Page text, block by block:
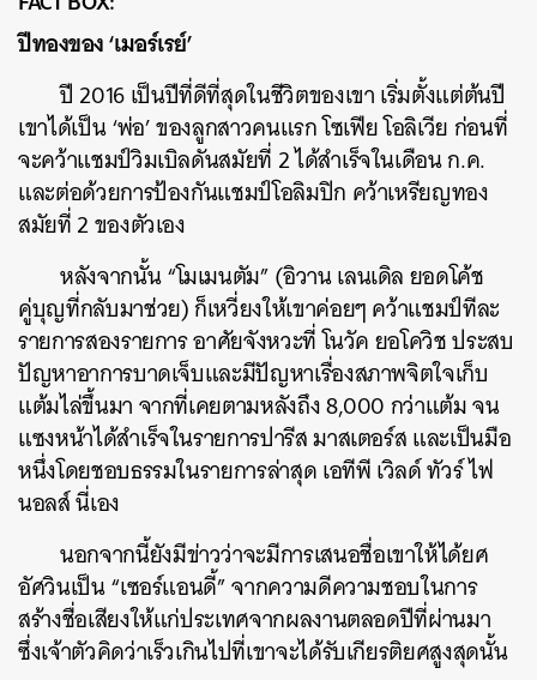
ปีทองของ ‘เมอร์เรย์’
ปี 2016 เป็นปีที่ดีที่สุดในชีวิตของเขา เริ่มตั้งแต่ต้นปี
เขาได้เป็น​ ‘พ่อ’ ของลูกสาวคนแรก โซเฟีย โอลิเวีย ก่อนที่
จะคว้าแชมป์วิมเบิลดันสมัยที่ 2 ได้สำเร็จในเดือน ก.ค.
และต่อด้วยการป้องกันแชมป์โอลิมปิก คว้าเหรียญทอง
สมัยที่ 2 ของตัวเอง
หลังจากนั้น “โมเมนตัม” (อิวาน เลนเดิล ยอดโค้ช
คู่บุญที่กลับมาช่วย) ก็เหวี่ยงให้เขาค่อยๆ คว้าแชมป์ทีละ
รายการสองรายการ อาศัยจังหวะที่ โนวัค ยอโควิช ประสบ
ปัญหาอาการบาดเจ็บและมีปัญหาเรื่องสภาพจิตใจเก็บ
แต้มไล่ขึ้นมา จากที่เคยตามหลังถึง 8,000 กว่าแต้ม จน
แซงหน้าได้สำเร็จในรายการปารีส มาสเตอร์ส และเป็นมือ
หนึ่งโดยชอบธรรมในรายการล่าสุด เอทีพี เวิลด์ ทัวร์ ไฟ
นอลส์ นี่เอง
นอกจากนี้ยังมีข่าวว่าจะมีการเสนอชื่อเขาให้ได้ยศ
อัศวินเป็น “เซอร์แอนดี้” จากความดีความชอบในการ
สร้างชื่อเสียงให้แก่ประเทศจากผลงานตลอดปีที่ผ่านมา
ซึ่งเจ้าตัวคิดว่าเร็วเกินไปที่เขาจะได้รับเกียรติยศสูงสุดนั้น